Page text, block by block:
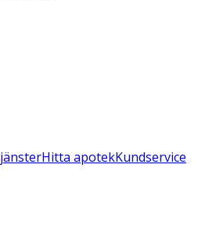
Hitta apotekKundservice